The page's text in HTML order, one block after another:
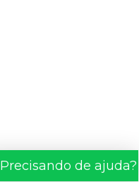
Precisando de ajuda?